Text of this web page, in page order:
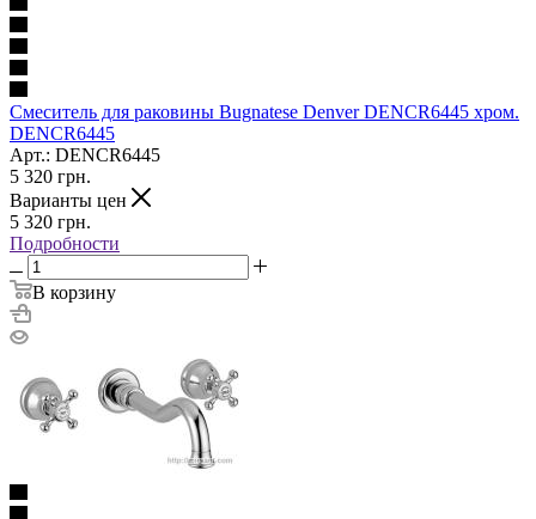
Смеситель для раковины Bugnatese Denver DENCR6445 хром.
DENCR6445
Арт.: DENCR6445
5 320 грн.
Варианты цен
5 320 грн.
Подробности
В корзину